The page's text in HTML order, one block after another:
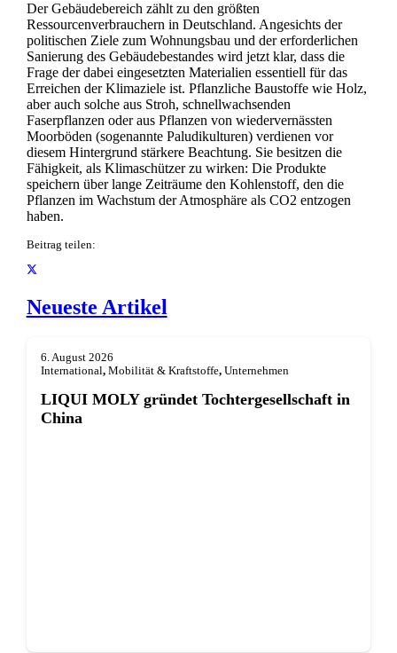
Der Gebäudebereich zählt zu den größten
Ressourcenverbrauchern in Deutschland. Angesichts der
politischen Ziele zum Wohnungsbau und der erforderlichen
Sanierung des Gebäudebestandes wird jetzt klar, dass die
Frage der dabei eingesetzten Materialien essentiell für das
Erreichen der Klimaziele ist. Pflanzliche Baustoffe wie Holz,
aber auch solche aus Stroh, schnellwachsenden
Faserpflanzen oder aus Pflanzen von wiedervernässten
Moorböden (sogenannte Paludikulturen) verdienen vor
diesem Hintergrund stärkere Beachtung. Sie besitzen die
Fähigkeit, als Klimaschützer zu wirken: Die Produkte
speichern über lange Zeiträume den Kohlenstoff, den die
Pflanzen im Wachstum der Atmosphäre als CO2 entzogen
haben.
Beitrag teilen:
Neueste Artikel
6. August 2026
International, Mobilität & Kraftstoffe, Unternehmen
LIQUI MOLY gründet Tochterge­sellschaft in
China